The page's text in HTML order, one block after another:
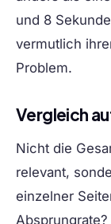
und 8
vermutlich
Problem.
Vergleich
Nicht die
relevant,
einzelner